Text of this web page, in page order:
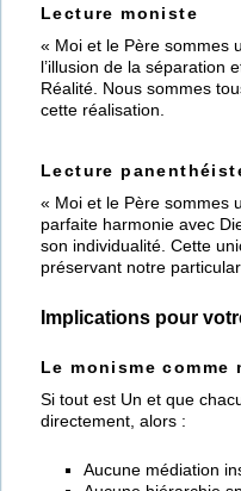
Lecture moniste
« Moi et le Père sommes
l’illusion de la séparation
Réalité. Nous sommes
cette réalisation.
Lecture
« Moi et le Père sommes
parfaite harmonie avec
son individualité. Cette
préservant notre
Implications pour
Le monisme comme
Si tout est Un et que
directement, alors :
Aucune médiation